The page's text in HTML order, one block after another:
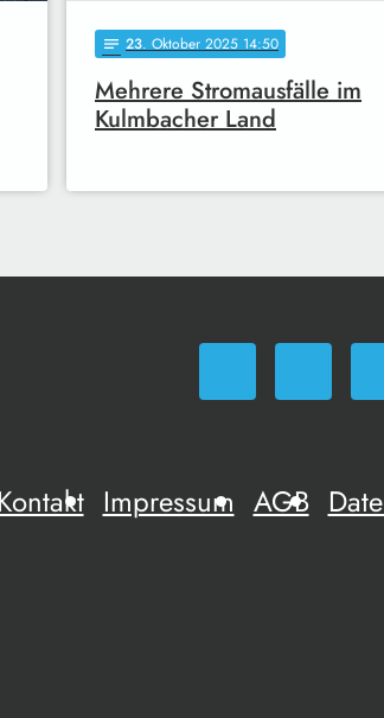
notes 23. Oktober 2025 14:50
Mehrere Stromausfälle im
Kulmbacher Land
Kontakt Impressum AGB